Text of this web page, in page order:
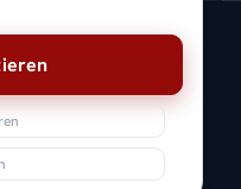
|Kostenloser Versand
Versandkosten
Sitemap